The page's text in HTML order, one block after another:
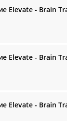
Elevate - Brain
Elevate - Brain
Elevate - Brain